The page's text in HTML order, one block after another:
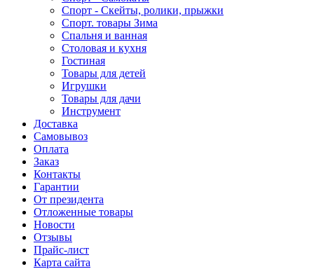
Спорт - Скейты, ролики, прыжки
Спорт. товары Зима
Спальня и ванная
Столовая и кухня
Гостиная
Товары для детей
Игрушки
Товары для дачи
Инструмент
Доставка
Самовывоз
Оплата
Заказ
Контакты
Гарантии
От президента
Отложенные товары
Новости
Отзывы
Прайс-лист
Карта сайта